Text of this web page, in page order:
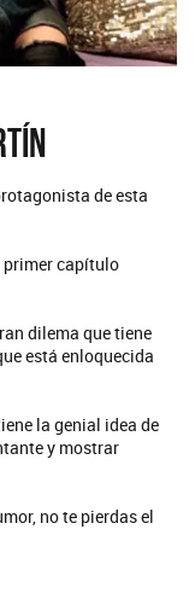
de esta
primer capítulo
dilema que tiene
está enloquecida
la genial idea de
y mostrar
no te pierdas el